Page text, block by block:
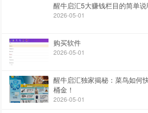
醒牛启汇5大赚钱栏目的简单说
2026-05-01
购买软件
2026-05-01
醒牛启汇独家揭秘：菜鸟如何
桶金！
2026-05-01